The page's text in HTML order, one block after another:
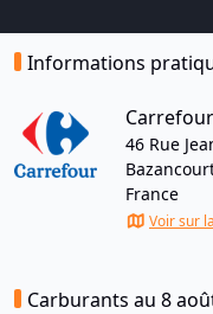
Informations
46 Rue
France
Voir sur
Carburants au 8